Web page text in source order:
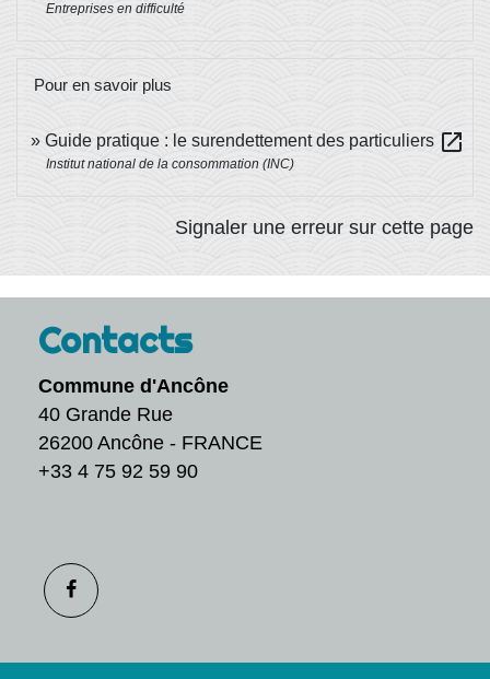
Entreprises en difficulté
Pour en savoir plus
Guide pratique : le surendettement des particuliers open_in_new
Institut national de la consommation (INC)
Signaler une erreur sur cette page
Contacts
Commune d'Ancône
40 Grande Rue
26200 Ancône - FRANCE
+33 4 75 92 59 90